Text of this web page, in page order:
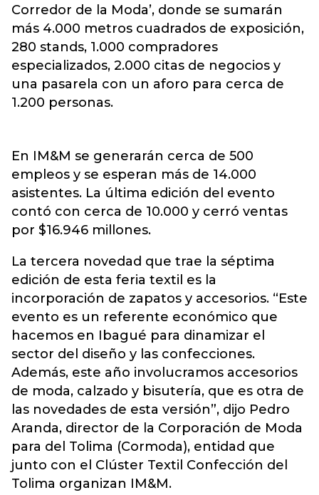
Corredor de la Moda’, donde se sumarán
más 4.000 metros cuadrados de exposición,
280 stands, 1.000 compradores
especializados, 2.000 citas de negocios y
una pasarela con un aforo para cerca de
1.200 personas.
En IM&M se generarán cerca de 500
empleos y se esperan más de 14.000
asistentes. La última edición del evento
contó con cerca de 10.000 y cerró ventas
por $16.946 millones.
La tercera novedad que trae la séptima
edición de esta feria textil es la
incorporación de zapatos y accesorios. “Este
evento es un referente económico que
hacemos en Ibagué para dinamizar el
sector del diseño y las confecciones.
Además, este año involucramos accesorios
de moda, calzado y bisutería, que es otra de
las novedades de esta versión”, dijo Pedro
Aranda, director de la Corporación de Moda
para del Tolima (Cormoda), entidad que
junto con el Clúster Textil Confección del
Tolima organizan IM&M.